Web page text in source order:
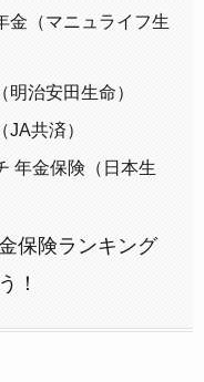
金（マニュライフ生
治安田生命）
共済）
年金保険（日本生
保険ランキング
！